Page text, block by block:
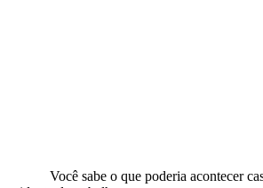
Você sabe o que poderia acontecer